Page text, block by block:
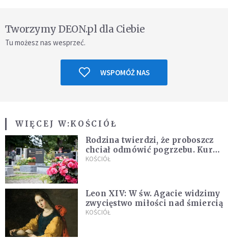
Tworzymy DEON.pl dla Ciebie
Tu możesz nas wesprzeć.
WSPOMÓŻ NAS
WIĘCEJ W:KOŚCIÓŁ
Rodzina twierdzi, że proboszcz
chciał odmówić pogrzebu. Kuria
zapowiada wyjaśnienia
KOŚCIÓŁ
Leon XIV: W św. Agacie widzimy
zwycięstwo miłości nad śmiercią
KOŚCIÓŁ